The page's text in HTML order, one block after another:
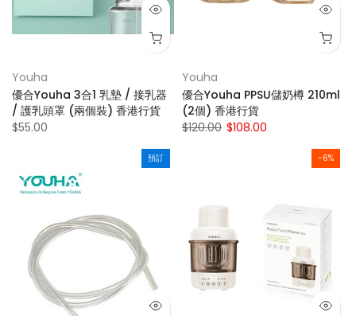
Youha
優合Youha 3合1 乳墊 / 接乳器
/ 護乳頭罩 (兩個裝) 香港行貨
$55.00
Youha
優合Youha PPSU儲奶樽 210ml
(2個) 香港行貨
$120.00 $108.00
預訂 -6%